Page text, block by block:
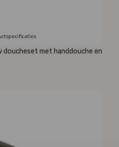
doucheset met handdouche en